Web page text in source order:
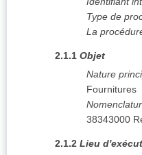
Type de
La
2.1.1 Objet
Nature
Fournitures
38343000
2.1.2 Lieu